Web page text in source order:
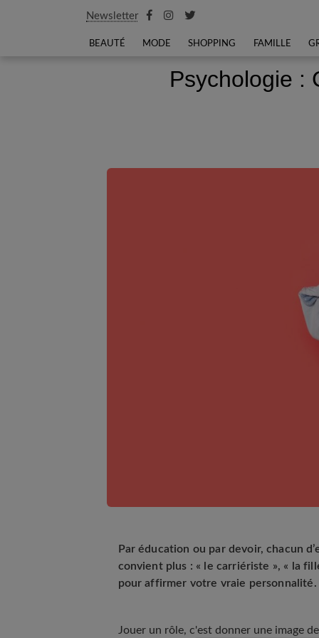
Newsletter
BEAUTÉ MODE SHOPPING FAMILLE
Psychologie :
Par éducation ou par devoir, chacun
convient plus : « le carriériste », « la
pour affirmer votre vraie personnalité.
Jouer un rôle, c'est donner une image